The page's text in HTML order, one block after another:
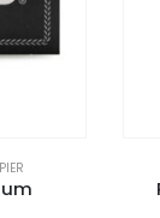
Size